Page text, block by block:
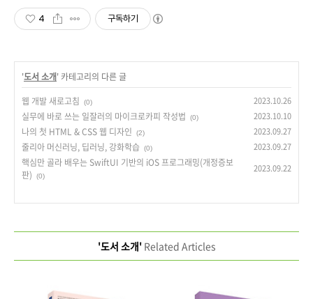
4 구독하기
'도서 소개' 카테고리의 다른 글
웹 개발 새로고침
(0) 2023.10.26
실무에 바로 쓰는 일잘러의 마이크로카피 작성법 (0) 2023.10.10
나의 첫 HTML & CSS 웹 디자인 (2) 2023.09.27
줄리아 머신러닝, 딥러닝, 강화학습 (0) 2023.09.27
핵심만 골라 배우는 SwiftUI 기반의 iOS 프로그래밍(개정증보
판)
(0)
2023.09.22
'도서 소개'Related Articles